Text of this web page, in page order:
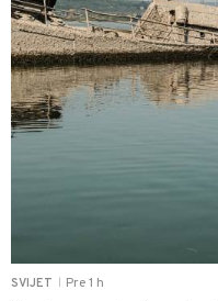
SVIJET Pre 1 h